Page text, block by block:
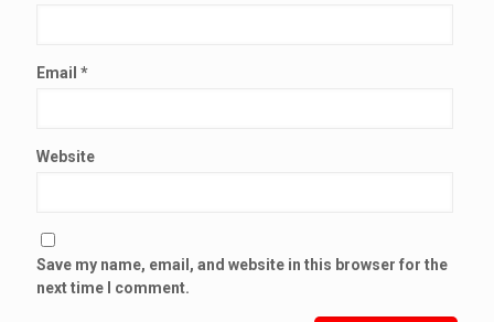
Email *
Website
Save my name, email, and website in this browser for the
next time I comment.